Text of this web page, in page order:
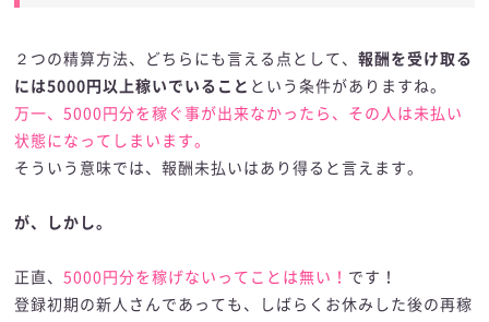
２つの精算方法、どちらにも言える点として、報酬を受け取る
には5000円以上稼いでいること という条件がありますね。
万一、5000円分を稼ぐ事が出来なかったら、その人は未払い
状態になってしまいます。
そういう意味では、報酬未払いはあり得ると言えます。
が、しかし。
正直、 5000円分を稼げないってことは無い！ です！
登録初期の新人さんであっても、しばらくお休みした後の再稼